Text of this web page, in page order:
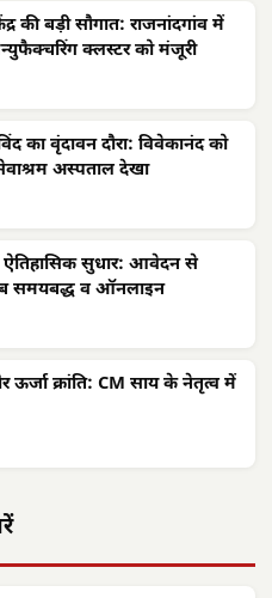
की बड़ी सौगात: राजनांदगांव में
क्लस्टर को मंजूरी
का वृंदावन दौरा: विवेकानंद को
अस्पताल देखा
ऐतिहासिक सुधार: आवेदन से
समयबद्ध व ऑनलाइन
ऊर्जा क्रांति: CM साय के नेतृत्व में